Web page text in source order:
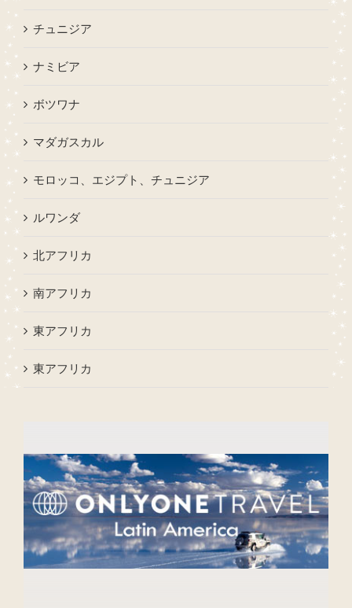
チュニジア
ナミビア
ボツワナ
マダガスカル
モロッコ、エジプト、チュニジア
ルワンダ
北アフリカ
南アフリカ
東アフリカ
東アフリカ